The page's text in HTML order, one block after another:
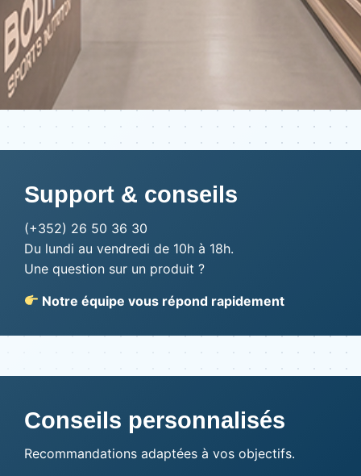
Support & conseils
(+352) 26 50 36 30
Du lundi au vendredi de 10h à 18h.
Une question sur un produit ?
Notre équipe vous répond rapidement
Conseils personnalisés
Recommandations adaptées à vos objectifs.